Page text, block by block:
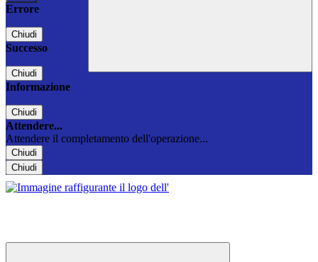
Errore
Chiudi
Successo
Chiudi
Informazione
Chiudi
Attendere...
Attendere il completamento dell'operazione...
Chiudi
Chiudi